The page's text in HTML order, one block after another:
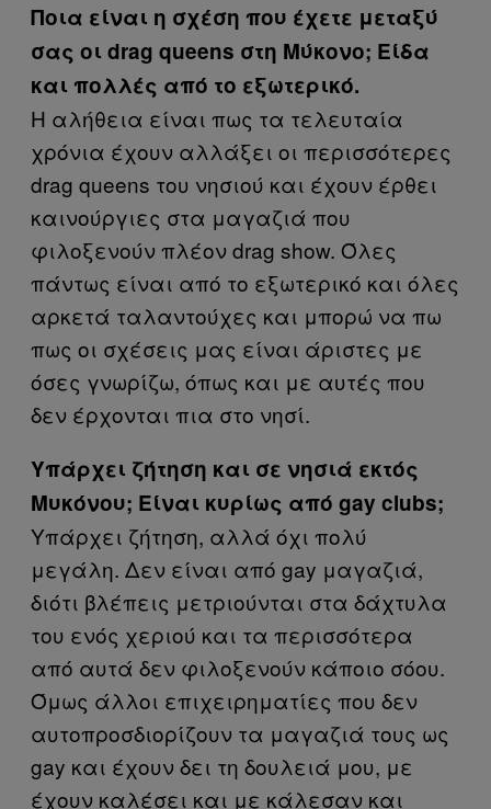
Ποια είναι η σχέση που έχετε μεταξύ
σας οι drag queens στη Μύκονο; Είδα
και πολλές από το εξωτερικό.
Η αλήθεια είναι πως τα τελευταία
χρόνια έχουν αλλάξει οι περισσότερες
drag queens του νησιού και έχουν έρθει
καινούργιες στα μαγαζιά που
φιλοξενούν πλέον drag show. Όλες
πάντως είναι από το εξωτερικό και όλες
αρκετά ταλαντούχες και μπορώ να πω
πως οι σχέσεις μας είναι άριστες με
όσες γνωρίζω, όπως και με αυτές που
δεν έρχονται πια στο νησί.
Υπάρχει ζήτηση και σε νησιά εκτός
Μυκόνου; Είναι κυρίως από gay clubs;
Υπάρχει ζήτηση, αλλά όχι πολύ
μεγάλη. Δεν είναι από gay μαγαζιά,
διότι βλέπεις μετριούνται στα δάχτυλα
του ενός χεριού και τα περισσότερα
από αυτά δεν φιλοξενούν κάποιο σόου.
Όμως άλλοι επιχειρηματίες που δεν
αυτοπροσδιορίζουν τα μαγαζιά τους ως
gay και έχουν δει τη δουλειά μου, με
έχουν καλέσει και με κάλεσαν και